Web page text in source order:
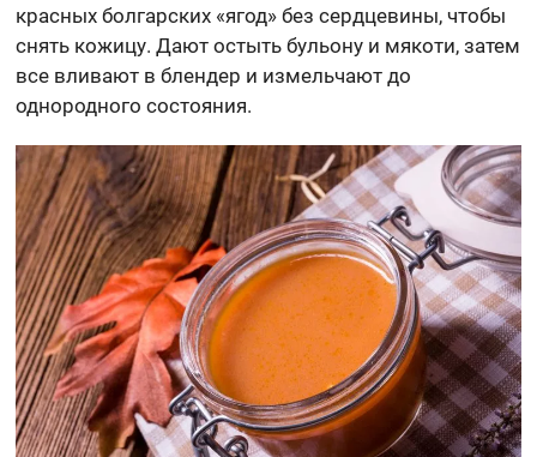
красных болгарских «ягод» без сердцевины, чтобы
снять кожицу. Дают остыть бульону и мякоти, затем
все вливают в блендер и измельчают до
однородного состояния.